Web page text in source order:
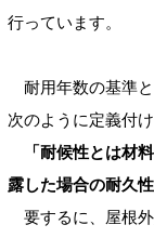
行っています。
耐用年数の基準
次のように定義付け
「耐候性とは材
露した場合の耐久
要するに、屋根